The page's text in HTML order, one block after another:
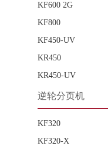
KF600 2G
KF800
KF450-UV
KR450
KR450-UV
逆轮分页机
KF320
KF320-X